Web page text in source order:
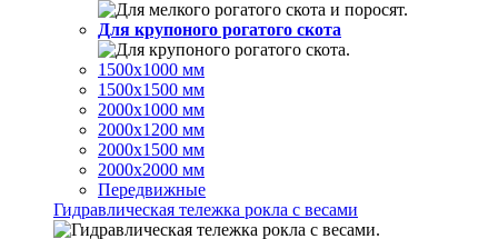
Для крупоного рогатого скота
1500х1000 мм
1500х1500 мм
2000х1000 мм
2000х1200 мм
2000х1500 мм
2000х2000 мм
Передвижные
Гидравлическая тележка рокла с весами